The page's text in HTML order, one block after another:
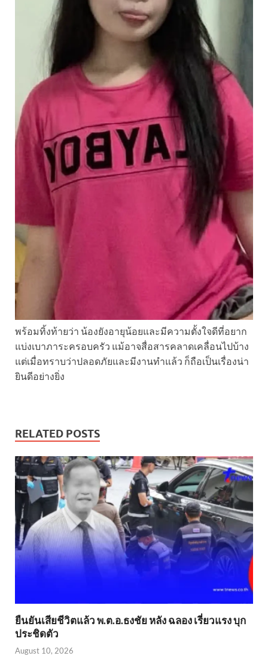
พร้อมทิ้งท้ายว่า น้องยังอายุน้อยและมีความตั้งใจดีที่อยาก
แบ่งเบาภาระครอบครัว แม้อาจสื่อสารคลาดเคลื่อนไปบ้าง
แต่เมื่อทราบว่าปลอดภัยและมีงานทำแล้ว ก็ถือเป็นเรื่องน่า
ยินดีอย่างยิ่ง
RELATED POSTS
ยืนยันเสียชีวิตแล้ว พ.ต.อ.ธงชัย หลัง ฉลอง เรี่ยวแรง บุก
ประชิดตัว
August 10, 2026